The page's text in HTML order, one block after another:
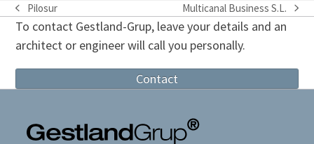
previous
post:
Pilosur
next
post:
Multicanal Business S.L.
To contact Gestland-Grup, leave your details and an
architect or engineer will call you personally.
Contact